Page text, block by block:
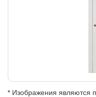
* Изображения являются